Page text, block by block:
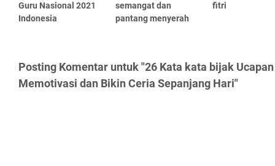
Guru Nasional 2021
Indonesia
semangat dan
pantang menyerah
fitri
Posting Komentar untuk "26 Kata kata bijak
Memotivasi dan Bikin Ceria Sepanjang Hari"